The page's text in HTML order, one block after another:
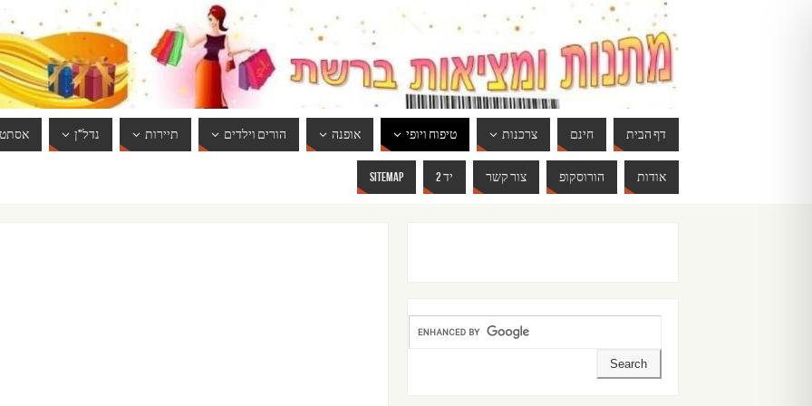
דף הבית חינם צרכנות טיפוח ויופי אופנה הורים וילדים תיירות נדל"ן
אודות הורוסקופ צור קשר יד 2 SITEMAP